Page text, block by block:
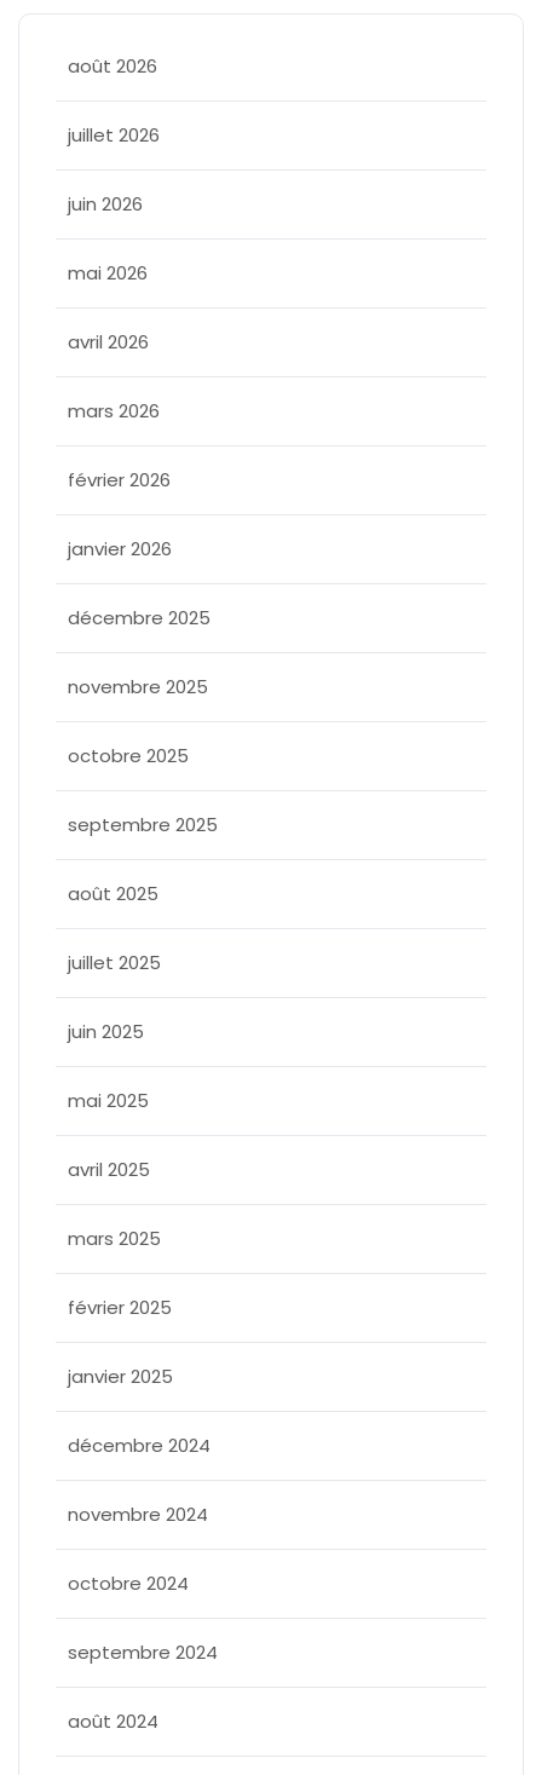
août 2026
juillet 2026
juin 2026
mai 2026
avril 2026
mars 2026
février 2026
janvier 2026
décembre 2025
novembre 2025
octobre 2025
septembre 2025
août 2025
juillet 2025
juin 2025
mai 2025
avril 2025
mars 2025
février 2025
janvier 2025
décembre 2024
novembre 2024
octobre 2024
septembre 2024
août 2024